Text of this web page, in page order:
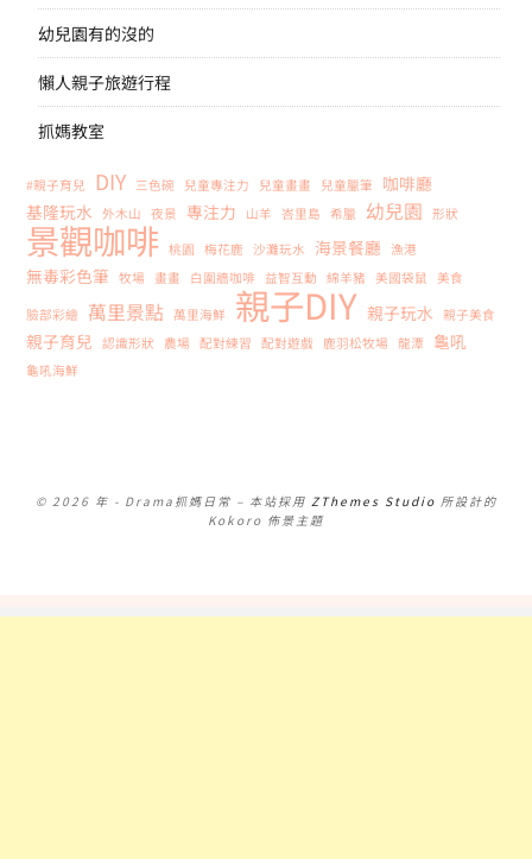
幼兒園有的沒的
懶人親子旅遊行程
抓媽教室
#親子育兒 DIY 三色碗 兒童專注力 兒童畫畫 兒童臘筆
咖啡廳
基隆玩水 外木山 夜景 專注力 山羊 峇里島 希臘 幼兒園 形狀
景觀咖啡 桃園 梅花鹿 沙灘玩水 海景餐廳 漁港
無毒彩色筆 牧場 畫畫 白圍牆咖啡 益智互動 綿羊豬 美國袋鼠 美食
臉部彩繪 萬里景點 萬里海鮮 親子DIY 親子玩水 親子美食
親子育兒 認識形狀 農場 配對練習 配對遊戲 鹿羽松牧場 龍潭 龜吼
龜吼海鮮
© 2026 年 - Drama抓媽日常 – 本站採用 ZThemes Studio 所設計的
Kokoro 佈景主題